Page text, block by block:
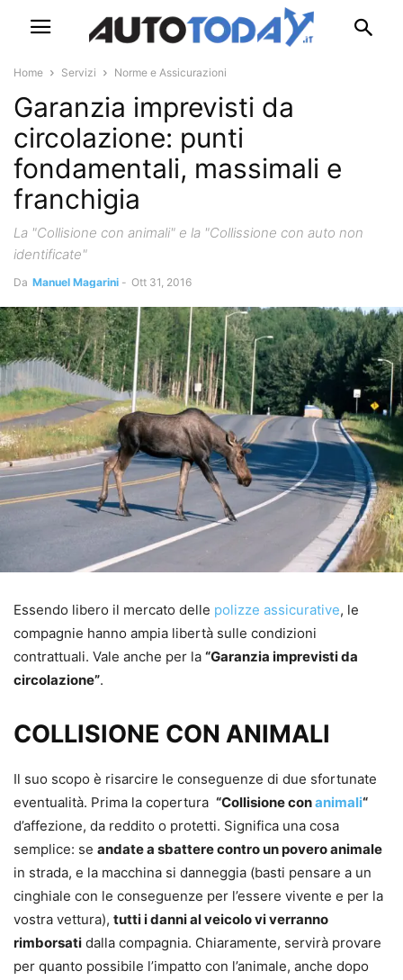
Home Servizi Norme e Assicurazioni
Garanzia imprevisti da
circolazione: punti
fondamentali, massimali e
franchigia
La "Collisione con animali" e la "Collissione con auto non
identificate"
Da Manuel Magarini - Ott 31, 2016
Essendo libero il mercato delle polizze assicurative, le
compagnie hanno ampia libertà sulle condizioni
contrattuali. Vale anche per la “Garanzia imprevisti da
circolazione”.
COLLISIONE CON ANIMALI
Il suo scopo è risarcire le conseguenze di due sfortunate
eventualità. Prima la copertura “Collisione conanimali“
d’affezione, da reddito o protetti. Significa una cosa
semplice: se andate a sbattere contro un povero animale
in strada, e la macchina si danneggia (basti pensare a un
cinghiale con le conseguenze per l’essere vivente e per la
vostra vettura), tutti i danni al veicolo vi verranno
rimborsati dalla compagnia. Chiaramente, servirà provare
per quanto possibile l’impatto con l’animale, anche dopo